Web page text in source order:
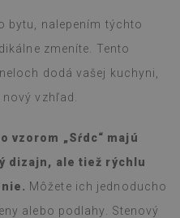
bytu, nalepením týchto
zmeníte. Tento
dodá vašej kuchyni,
vzhľad.
vzorom „Sŕdc“ majú
dizajn, ale tiež rýchlu
Môžete ich jednoducho
alebo podlahy. Stenový